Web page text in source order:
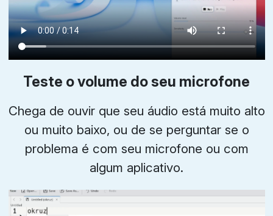
Teste o volume do seu microfone
Chega de ouvir que seu áudio está muito alto
ou muito baixo, ou de se perguntar se o
problema é com seu microfone ou com
algum aplicativo.